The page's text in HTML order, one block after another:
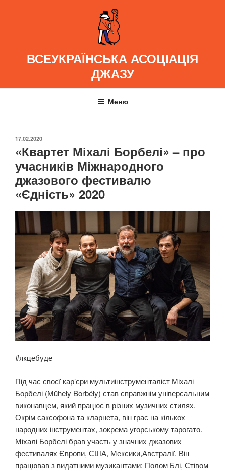
ВСЕУКРАЇНСЬКА АСОЦІАЦІЯ
ДЖАЗУ
Меню
ОПУБЛІКОВАНО
17.02.2020
«Квартет Міхалі Борбелі» – про
учасників Мiжнародного
джазового фестивалю
«Єднiсть» 2020
#якцебуде
Під час своєї кар’єри мультиінструменталіст Міхалі
Борбелі (Műhely Borbély) став справжнім універсальним
виконавцем, який працює в різних музичних стилях.
Окрім саксофона та кларнета, він грає на кількох
народних інструментах, зокрема угорському тарогато.
Міхалі Борбелі брав участь у значних джазових
фестивалях Європи, США, Мексики,Австралії. Він
працював з видатними музикантами: Полом Блі, Стівом